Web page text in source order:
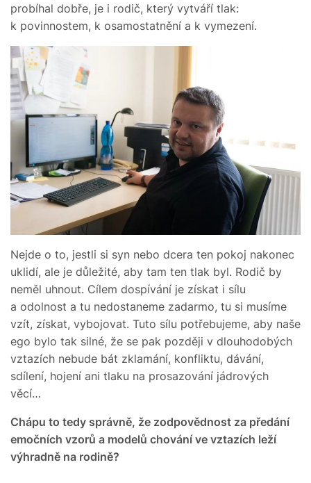
probíhal dobře, je i rodič, který vytváří tlak:
k povinnostem, k osamostatnění a k vymezení.
Nejde o to, jestli si syn nebo dcera ten pokoj nakonec
uklidí, ale je důležité, aby tam ten tlak byl. Rodič by
neměl uhnout. Cílem dospívání je získat i sílu
a odolnost a tu nedostaneme zadarmo, tu si musíme
vzít, získat, vybojovat. Tuto sílu potřebujeme, aby naše
ego bylo tak silné, že se pak později v dlouhodobých
vztazích nebude bát zklamání, konfliktu, dávání,
sdílení, hojení ani tlaku na prosazování jádrových
věcí…
Chápu to tedy správně, že zodpovědnost za předání
emočních vzorů a modelů chování ve vztazích leží
výhradně na rodině?